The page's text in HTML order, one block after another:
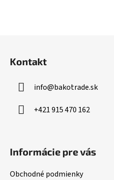
Kontakt
info@bakotrade.sk
+421 915 470 162
Informácie pre vás
Obchodné podmienky